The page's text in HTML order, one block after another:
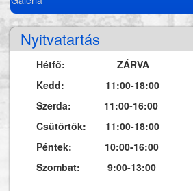
Nyitvatartás
Hétfő: ZÁRVA
Kedd: 11:00-18:00
Szerda: 11:00-16:00
Csütörtök: 11:00-18:00
Péntek: 10:00-16:00
Szombat: 9:00-13:00